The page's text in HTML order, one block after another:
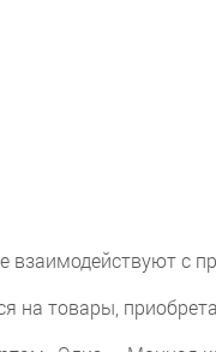
взаимодействуют с
на товары,